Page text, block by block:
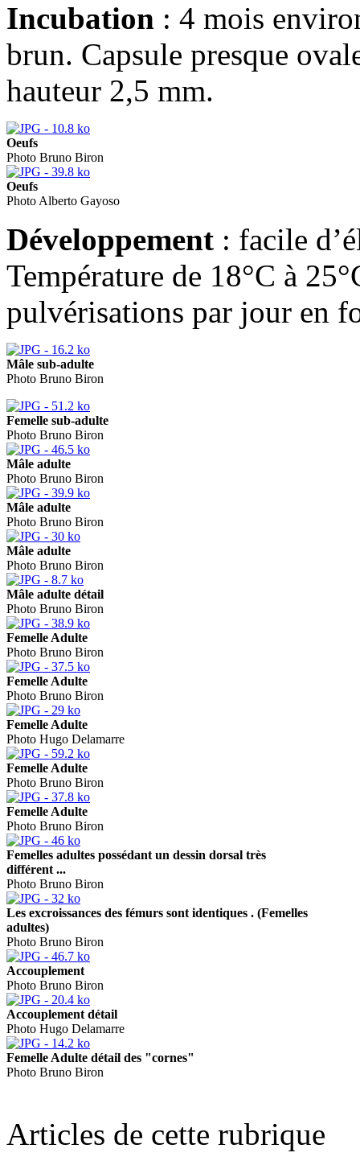
Incubation : 4 mois
brun. Capsule presque
hauteur 2,5 mm.
Oeufs
Photo Bruno Biron
Oeufs
Photo Alberto Gayoso
Développement : facile
Température de 18°C à
pulvérisations par jour en
Mâle sub-adulte
Photo Bruno Biron
Femelle sub-adulte
Photo Bruno Biron
Mâle adulte
Photo Bruno Biron
Mâle adulte
Photo Bruno Biron
Mâle adulte
Photo Bruno Biron
Mâle adulte détail
Photo Bruno Biron
Femelle Adulte
Photo Bruno Biron
Femelle Adulte
Photo Bruno Biron
Femelle Adulte
Photo Hugo Delamarre
Femelle Adulte
Photo Bruno Biron
Femelle Adulte
Photo Bruno Biron
Femelles adultes possédant un dessin dorsal très
différent ...
Photo Bruno Biron
Les excroissances des fémurs sont identiques . (Femelles
adultes)
Photo Bruno Biron
Accouplement
Photo Bruno Biron
Accouplement détail
Photo Hugo Delamarre
Femelle Adulte détail des "cornes"
Photo Bruno Biron
Articles de cette rubrique